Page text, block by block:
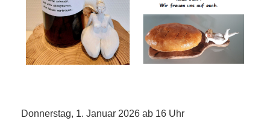
Donnerstag, 1. Januar 2026 ab 16 Uhr